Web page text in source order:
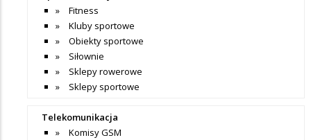
Fitness
Kluby sportowe
Obiekty sportowe
Siłownie
Sklepy rowerowe
Sklepy sportowe
Telekomunikacja
Komisy GSM